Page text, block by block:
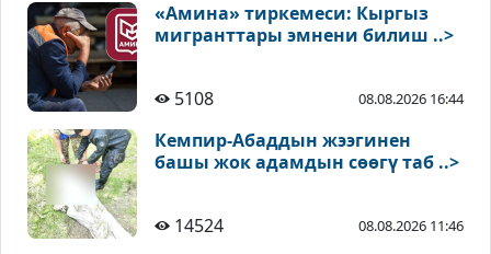
«Амина» тиркемеси: Кыргыз
мигранттары эмнени билиш ..>
5108 08.08.2026 16:44
Кемпир-Абаддын жээгинен
башы жок адамдын сөөгү таб ..>
14524 08.08.2026 11:46